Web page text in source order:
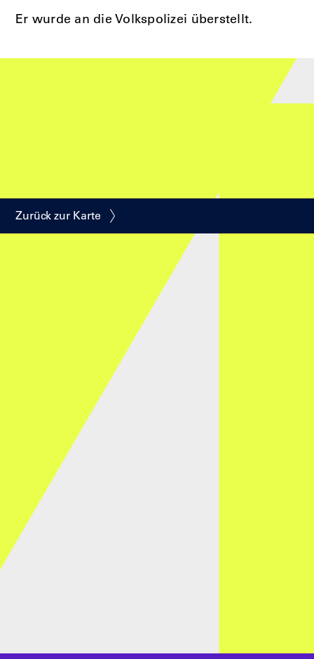
Er wurde an die Volkspolizei überstellt.
Zurück zur Karte